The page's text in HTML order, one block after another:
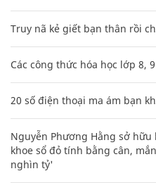
Truy nã kẻ giết bạn thân rồi
Các công thức hóa học lớp 8,
20 số điện thoại ma ám bạn
Nguyễn Phương Hằng sở
khoe sổ đỏ tính bằng cân,
nghìn tỷ'